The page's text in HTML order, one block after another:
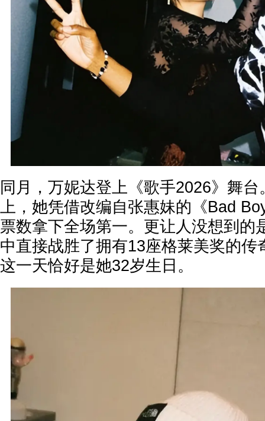
同月，万妮达登上《歌手2026》舞
上，她凭借改编自张惠妹的《Bad
票数拿下全场第一。更让人没想到的
中直接战胜了拥有13座格莱美奖的传
这一天恰好是她32岁生日。